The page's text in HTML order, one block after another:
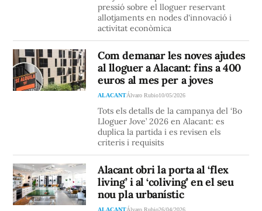
pressió sobre el lloguer reservant
allotjaments en nodes d'innovació i
activitat econòmica
Com demanar les noves ajudes
al lloguer a Alacant: fins a 400
euros al mes per a joves
ALACANTÁlvaro Rubio10/05/2026
Tots els detalls de la campanya del ‘Bo
Lloguer Jove’ 2026 en Alacant: es
duplica la partida i es revisen els
criteris i requisits
Alacant obri la porta al ‘flex
living’ i al ‘coliving’ en el seu
nou pla urbanístic
ALACANTÁlvaro Rubio26/04/2026